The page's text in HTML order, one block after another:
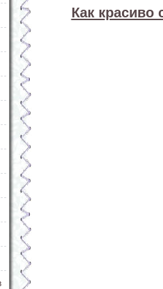
Как красиво